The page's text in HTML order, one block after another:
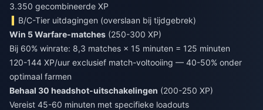
3.350 gecombineerde XP
B/C-Tier uitdagingen (overslaan bij tijdgebrek)
Win 5 Warfare-matches (250-300 XP)
Bij 60% winrate: 8,3 matches × 15 minuten = 125 minuten
120-144 XP/uur exclusief match-voltooiing — 40-50% onder
optimaal farmen
Behaal 30 headshot-uitschakelingen (200-250 XP)
Vereist 45-60 minuten met specifieke loadouts